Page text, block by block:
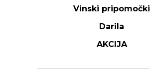
Vinski pripomočki
Darila
AKCIJA